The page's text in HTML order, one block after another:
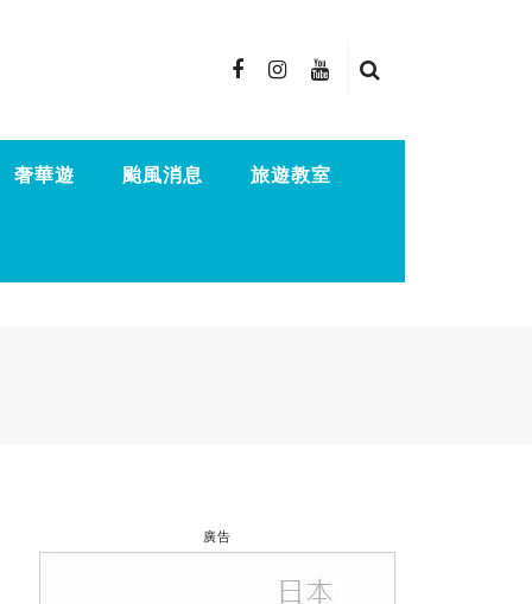
奢華遊 颱風消息 旅遊教室
廣告